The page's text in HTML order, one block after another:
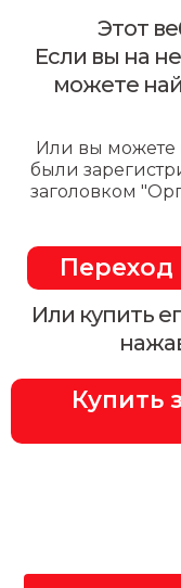
Этот
Если вы на
можете
Или вы можете
были
заголовком
Или купить
Купить